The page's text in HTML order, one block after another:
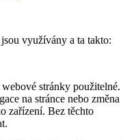
využívány a ta takto:
stránky použitelné.
na stránce nebo změna
zařízení. Bez těchto